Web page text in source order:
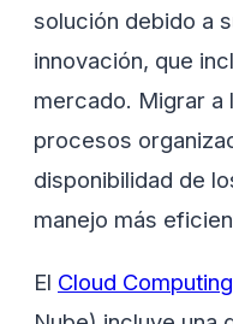
solución debido a
innovación, que
mercado. Migrar a
procesos
disponibilidad de
manejo más
El Cloud Computing